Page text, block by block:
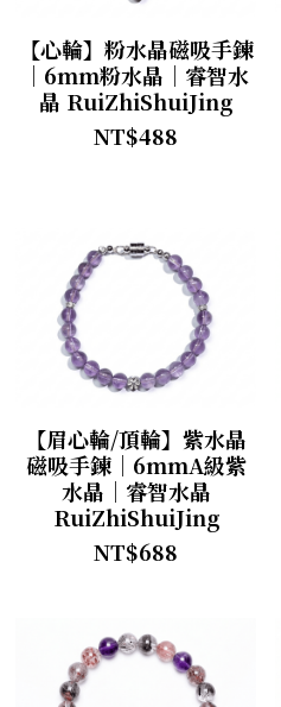
【心輪】粉水晶磁吸手鍊
｜6mm粉水晶｜睿智水
晶 RuiZhiShuiJing
NT$488
【眉心輪/頂輪】紫水晶
磁吸手鍊｜6mmA級紫
水晶｜睿智水晶
RuiZhiShuiJing
NT$688